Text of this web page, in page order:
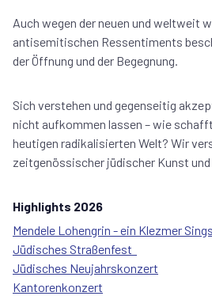
Auch wegen der neuen und weltweit
antisemitischen Ressentiments
der Öffnung und der Begegnung.
Sich verstehen und gegenseitig
nicht aufkommen lassen – wie
heutigen radikalisierten Welt? Wir
zeitgenössischer jüdischer Kunst und
Highlights 2026
Mendele Lohengrin - ein Klezmer
Jüdisches Straßenfest
Jüdisches Neujahrskonzert
Kantorenkonzert